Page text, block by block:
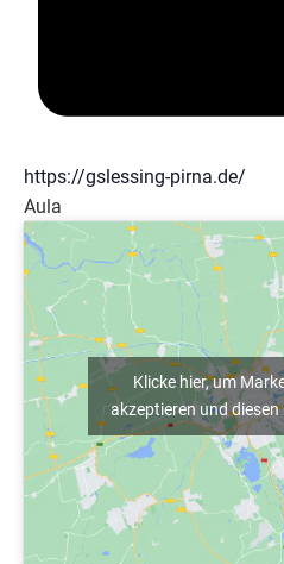
Webseite
https://gslessing-pirna.de/
Aula
Klicke hier, um
akzeptieren und